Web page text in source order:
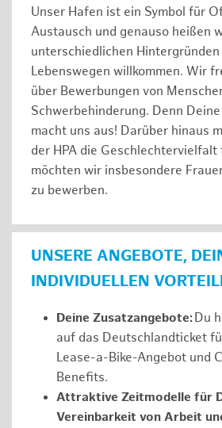
Unser Hafen ist ein Symbol für
Austausch und genauso heißen
unterschiedlichen Hintergründen
Lebenswegen willkommen. Wir
über Bewerbungen von
Schwerbehinderung. Denn
macht uns aus! Darüber hinaus
der HPA die
möchten wir insbesondere
zu bewerben.
UNSERE ANGEBOTE,
INDIVIDUELLEN
Deine Zusatzangebote: Du
auf das Deutschlandticket
Lease-a-Bike-Angebot und
Benefits.
Attraktive Zeitmodelle für
Vereinbarkeit von Arbeit